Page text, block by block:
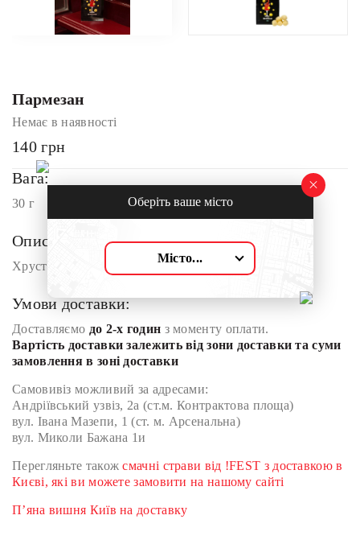
Пармезан
Немає в наявності
140 грн
Вага:
30 г
Опис:
Хрусткі сирні кульки
Умови доставки:
Доставляємо до 2-х годин з моменту оплати.
Вартість доставки залежить від зони доставки та суми
замовлення в зоні доставки
Самовивіз можливий за адресами:
Андріївський узвіз, 2а (ст.м. Контрактова площа)
вул. Івана Мазепи, 1 (ст. м. Арсенальна)
вул. Миколи Бажана 1и
Перегляньте такожсмачні страви від !FEST з доставкою в
Києві, які ви можете замовити на нашому сайті
П’яна вишня Київ на доставку
Оберіть ваше місто
Місто...